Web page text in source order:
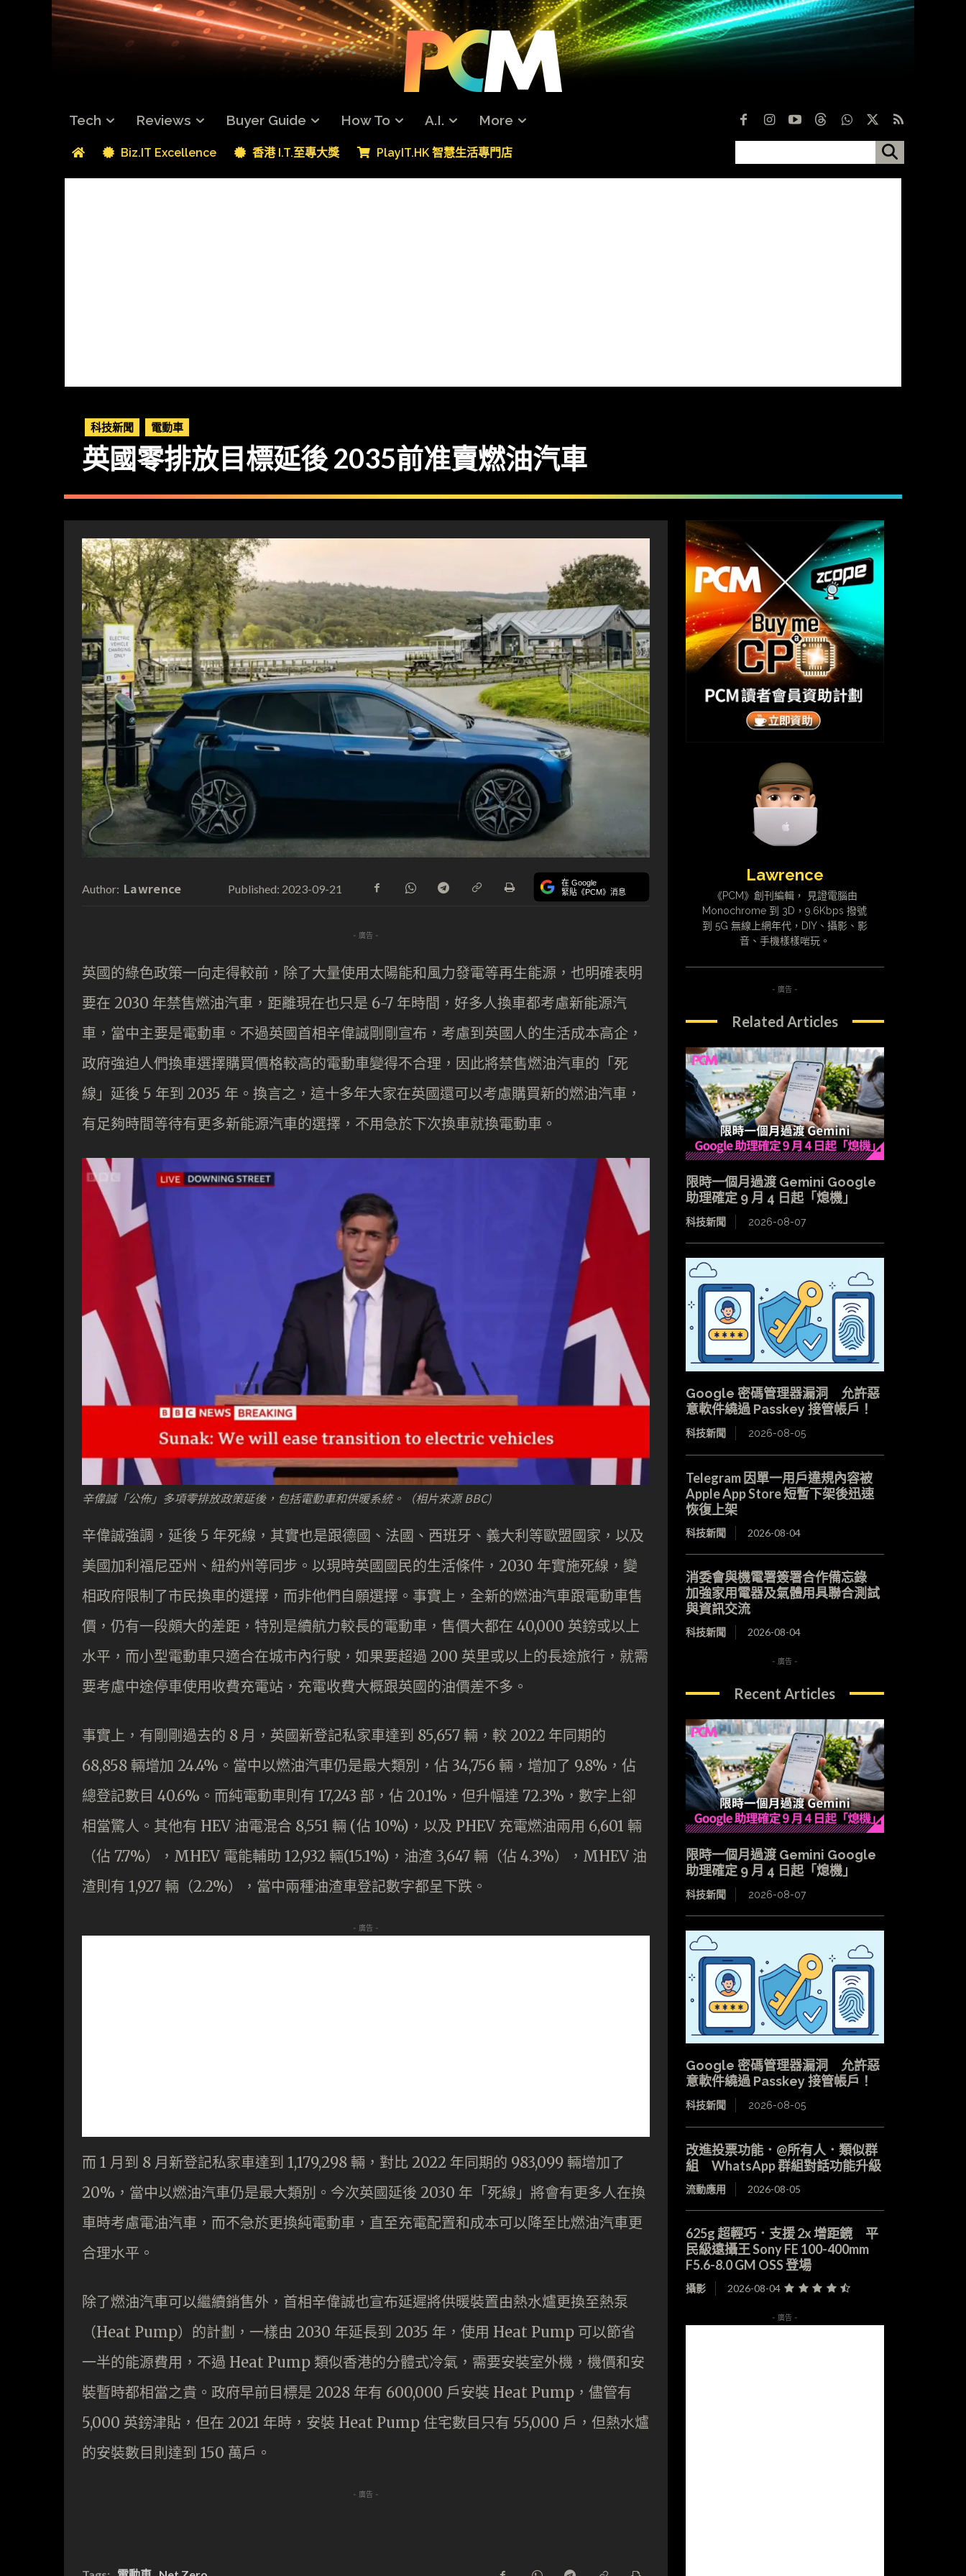
Tech Reviews Buyer Guide How To A.I. More
Biz.IT Excellence 香港 I.T.至專大獎 PlayIT.HK 智慧生活專門店
科技新聞 電動車
英國零排放目標延後 2035前准賣燃油汽車
Author: Lawrence Published: 2023-09-21 在 Google
緊貼《PCM》消息
- 廣告 -
英國的綠色政策一向走得較前，除了大量使用太陽能和風力發電等再生能源，也明確表明
要在 2030 年禁售燃油汽車，距離現在也只是 6-7 年時間，好多人換車都考慮新能源汽
車，當中主要是電動車。不過英國首相辛偉誠剛剛宣布，考慮到英國人的生活成本高企，
政府強迫人們換車選擇購買價格較高的電動車變得不合理，因此將禁售燃油汽車的「死
線」延後 5 年到 2035 年。換言之，這十多年大家在英國還可以考慮購買新的燃油汽車，
有足夠時間等待有更多新能源汽車的選擇，不用急於下次換車就換電動車。
辛偉誠「公佈」多項零排放政策延後，包括電動車和供暖系統。（相片來源 BBC)
辛偉誠強調，延後 5 年死線，其實也是跟德國、法國、西班牙、義大利等歐盟國家，以及
美國加利福尼亞州、紐約州等同步。以現時英國國民的生活條件，2030 年實施死線，變
相政府限制了市民換車的選擇，而非他們自願選擇。事實上，全新的燃油汽車跟電動車售
價，仍有一段頗大的差距，特別是續航力較長的電動車，售價大都在 40,000 英鎊或以上
水平，而小型電動車只適合在城市內行駛，如果要超過 200 英里或以上的長途旅行，就需
要考慮中途停車使用收費充電站，充電收費大概跟英國的油價差不多。
事實上，有剛剛過去的 8 月，英國新登記私家車達到 85,657 輛，較 2022 年同期的
68,858 輛增加 24.4%。當中以燃油汽車仍是最大類別，佔 34,756 輛，增加了 9.8%，佔
總登記數目 40.6%。而純電動車則有 17,243 部，佔 20.1%，但升幅達 72.3%，數字上卻
相當驚人。其他有 HEV 油電混合 8,551 輛 (佔 10%)，以及 PHEV 充電燃油兩用 6,601 輛
（佔 7.7%），MHEV 電能輔助 12,932 輛(15.1%)，油渣 3,647 輛（佔 4.3%），MHEV 油
渣則有 1,927 輛（2.2%），當中兩種油渣車登記數字都呈下跌。
- 廣告 -
而 1 月到 8 月新登記私家車達到 1,179,298 輛，對比 2022 年同期的 983,099 輛增加了
20%，當中以燃油汽車仍是最大類別。今次英國延後 2030 年「死線」將會有更多人在換
車時考慮電油汽車，而不急於更換純電動車，直至充電配置和成本可以降至比燃油汽車更
合理水平。
除了燃油汽車可以繼續銷售外，首相辛偉誠也宣布延遲將供暖裝置由熱水爐更換至熱泵
（Heat Pump）的計劃，一樣由 2030 年延長到 2035 年，使用 Heat Pump 可以節省
一半的能源費用，不過 Heat Pump 類似香港的分體式冷氣，需要安裝室外機，機價和安
裝暫時都相當之貴。政府早前目標是 2028 年有 600,000 戶安裝 Heat Pump，儘管有
5,000 英鎊津貼，但在 2021 年時，安裝 Heat Pump 住宅數目只有 55,000 戶，但熱水爐
的安裝數目則達到 150 萬戶。
- 廣告 -
Lawrence
《PCM》創刊編輯， 見證電腦由
Monochrome 到 3D，9.6Kbps 撥號
到 5G 無線上網年代，DIY、攝影、影
音、手機樣樣啱玩。
- 廣告 -
Related Articles
限時一個月過渡 Gemini Google
助理確定 9 月 4 日起「熄機」
科技新聞 2026-08-07
Google 密碼管理器漏洞 允許惡
意軟件繞過 Passkey 接管帳戶！
科技新聞 2026-08-05
Telegram 因單一用戶違規內容被
Apple App Store 短暫下架後迅速
恢復上架
科技新聞 2026-08-04
消委會與機電署簽署合作備忘錄
加強家用電器及氣體用具聯合測試
與資訊交流
科技新聞 2026-08-04
- 廣告 -
Recent Articles
限時一個月過渡 Gemini Google
助理確定 9 月 4 日起「熄機」
科技新聞 2026-08-07
Google 密碼管理器漏洞 允許惡
意軟件繞過 Passkey 接管帳戶！
科技新聞 2026-08-05
改進投票功能．@所有人．類似群
組 WhatsApp 群組對話功能升級
流動應用 2026-08-05
625g 超輕巧．支援 2x 增距鏡 平
民級遠攝王 Sony FE 100-400mm
F5.6-8.0 GM OSS 登場
攝影 2026-08-04
- 廣告 -